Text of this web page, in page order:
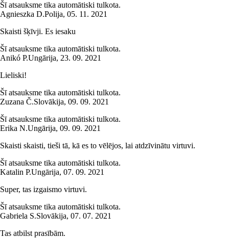
Šī atsauksme tika automātiski tulkota.
Agnieszka D.Polija, 05. 11. 2021
Skaisti šķīvji. Es iesaku
Šī atsauksme tika automātiski tulkota.
Anikó P.Ungārija, 23. 09. 2021
Lieliski!
Šī atsauksme tika automātiski tulkota.
Zuzana Č.Slovākija, 09. 09. 2021
Šī atsauksme tika automātiski tulkota.
Erika N.Ungārija, 09. 09. 2021
Skaisti skaisti, tieši tā, kā es to vēlējos, lai atdzīvinātu virtuvi.
Šī atsauksme tika automātiski tulkota.
Katalin P.Ungārija, 07. 09. 2021
Super, tas izgaismo virtuvi.
Šī atsauksme tika automātiski tulkota.
Gabriela S.Slovākija, 07. 07. 2021
Tas atbilst prasībām.